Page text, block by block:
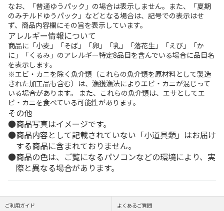
なお、「普通ゆうパック」の場合は表示しません。また、「夏期
のみチルドゆうパック」などとなる場合は、記号での表示はせ
ず、商品内容欄にその旨を表示しています。
アレルギー情報について
商品に「小麦」「そば」「卵」「乳」「落花生」「えび」「か
に」「くるみ」のアレルギー特定8品目を含んでいる場合に品目名
を表示します。
※エビ・カニを除く魚介類（これらの魚介類を原材料として製造
された加工品も含む）は、漁獲漁法によりエビ・カニが混じって
いる場合があります。 また、これらの魚介類は、エサとしてエ
ビ・カニを食べている可能性があります。
その他
商品写真はイメージです。
商品内容として記載されていない「小道具類」はお届け
する商品に含まれておりません。
商品の色は、ご覧になるパソコンなどの環境により、実
際と異なる場合があります。
ご利用ガイド よくあるご質問